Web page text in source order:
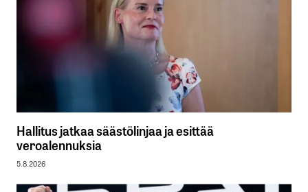
Hallitus jatkaa säästölinjaa ja esittää
veroalennuksia
5.8.2026